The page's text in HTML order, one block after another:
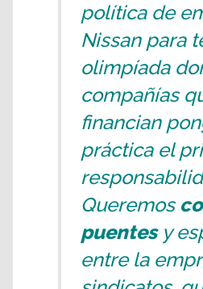
política de
Nissan para
olimpíada
compañías
financian
práctica el
Queremos
puentes y
entre la